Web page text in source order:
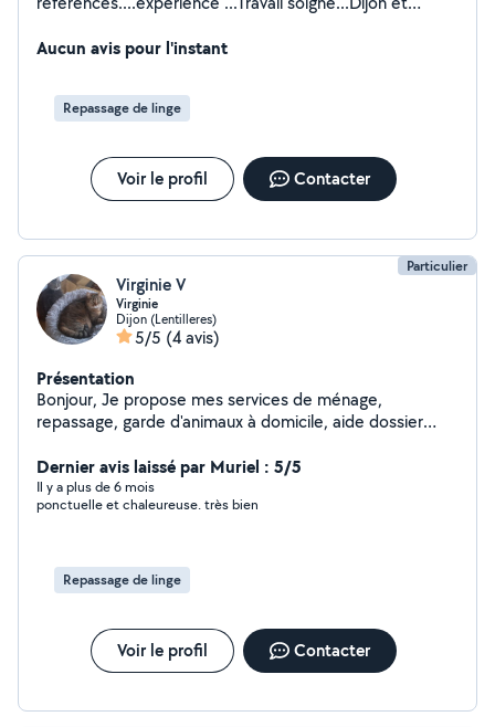
tous renseignements et tarifs prestations..
Aucun avis pour l'instant
Repassage de linge
Voir le profil Contacter
Particulier
Virginie V
Virginie
Dijon (Lentilleres)
5/5 (4 avis)
Présentation
Bonjour, Je propose mes services de ménage,
repassage, garde d'animaux à domicile, aide dossier
autres, transport de personne, préparation de repas,
montage petit meuble en kit. Je suis quelqu'un de
confiance, sérieuse et rigoureuse, donc n'hésitez pas à
Dernier avis laissé par Muriel : 5/5
Il y a plus de 6 mois
ponctuelle et chaleureuse. très bien
Repassage de linge
Voir le profil Contacter